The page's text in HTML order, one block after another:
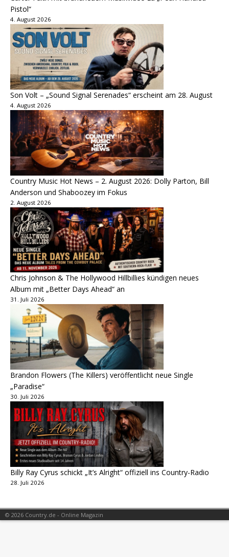
Pistol“
4. August 2026
Son Volt – „Sound Signal Serenades“ erscheint am 28. August
4. August 2026
Country Music Hot News – 2. August 2026: Dolly Parton, Bill
Anderson und Shaboozey im Fokus
2. August 2026
Chris Johnson & The Hollywood Hillbillies kündigen neues
Album mit „Better Days Ahead“ an
31. Juli 2026
Brandon Flowers (The Killers) veröffentlicht neue Single
„Paradise“
30. Juli 2026
Billy Ray Cyrus schickt „It’s Alright“ offiziell ins Country-Radio
28. Juli 2026
© 2026 Country.de - Online Magazin